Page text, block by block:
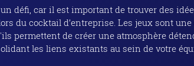
défi, car il est important de trouver des
du cocktail d’entreprise. Les jeux sont
permettent de créer une atmosphère
les liens existants au sein de votre